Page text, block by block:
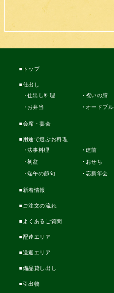
トップ
仕出し
仕出し料理
祝いの膳
お弁当
オードブル
会席・宴会
用途で選ぶお料理
法事料理
建前
初盆
おせち
端午の節句
忘新年会
新着情報
ご注文の流れ
よくあるご質問
配達エリア
送迎エリア
備品貸し出し
引出物